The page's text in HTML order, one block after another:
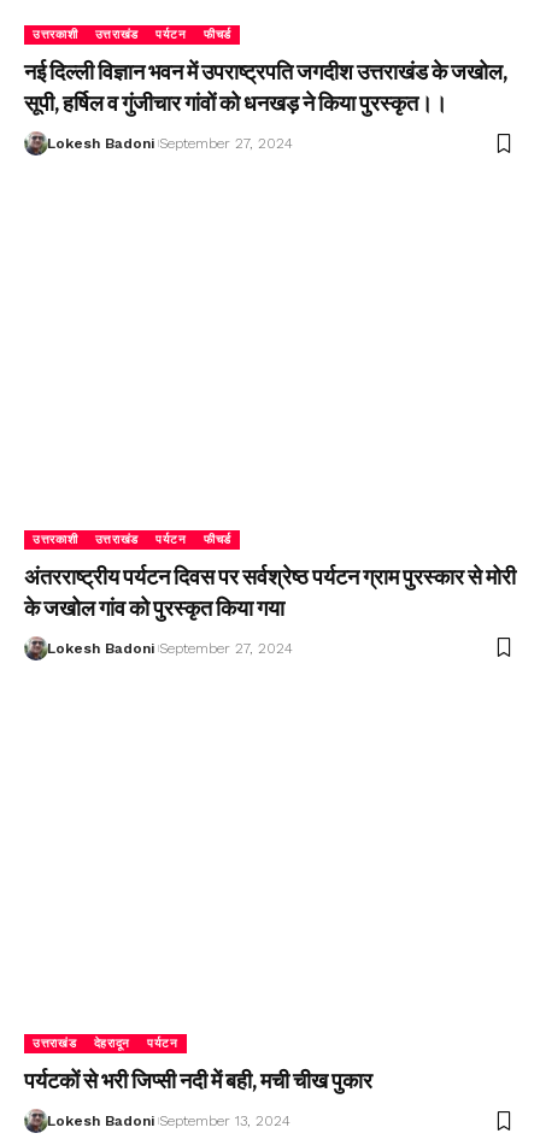
उत्तरकाशी उत्तराखंड पर्यटन फीचर्ड
नई दिल्ली विज्ञान भवन में उपराष्ट्रपति जगदीश उत्तराखंड के जखोल,
सूपी, हर्षिल व गुंजीचार गांवों को धनखड़ ने किया पुरस्कृत।।
Lokesh Badoni September 27, 2024
उत्तरकाशी उत्तराखंड पर्यटन फीचर्ड
अंतरराष्ट्रीय पर्यटन दिवस पर सर्वश्रेष्ठ पर्यटन ग्राम पुरस्कार से मोरी
के जखोल गांव को पुरस्कृत किया गया
Lokesh Badoni September 27, 2024
उत्तराखंड देहरादून पर्यटन
पर्यटकों से भरी जिप्सी नदी में बही, मची चीख पुकार
Lokesh Badoni September 13, 2024